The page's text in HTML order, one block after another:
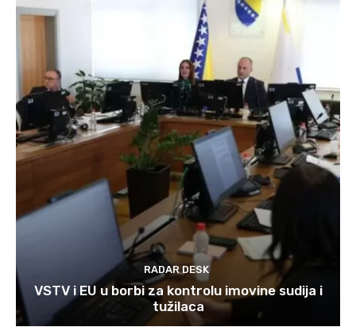
RADAR DESK
VSTV i EU u borbi za kontrolu imovine sudija i
tužilaca